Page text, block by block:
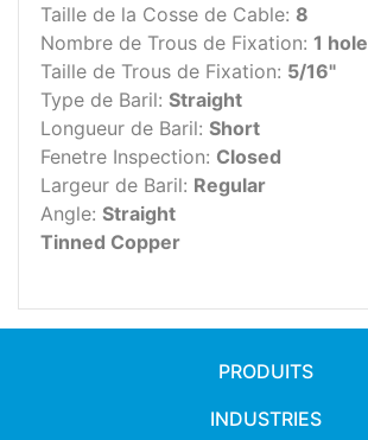
Taille de la Cosse de Cable: 8
Nombre de Trous de Fixation: 1 hole
Taille de Trous de Fixation: 5/16"
Type de Baril: Straight
Longueur de Baril: Short
Fenetre Inspection: Closed
Largeur de Baril: Regular
Angle: Straight
Tinned Copper
PRODUITS
INDUSTRIES